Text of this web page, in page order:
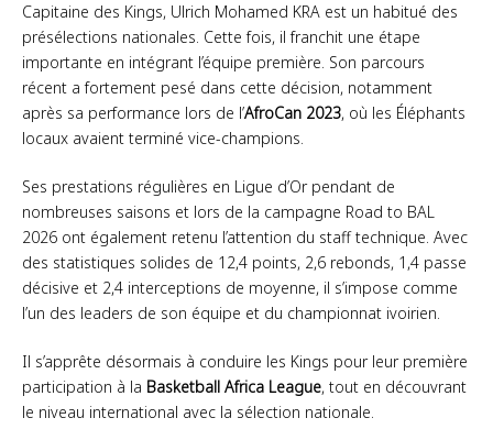
Capitaine des Kings, Ulrich Mohamed KRA est un habitué des
présélections nationales. Cette fois, il franchit une étape
importante en intégrant l’équipe première. Son parcours
récent a fortement pesé dans cette décision, notamment
après sa performance lors de l’AfroCan 2023, où les Éléphants
locaux avaient terminé vice-champions.
Ses prestations régulières en Ligue d’Or pendant de
nombreuses saisons et lors de la campagne Road to BAL
2026 ont également retenu l’attention du staff technique. Avec
des statistiques solides de 12,4 points, 2,6 rebonds, 1,4 passe
décisive et 2,4 interceptions de moyenne, il s’impose comme
l’un des leaders de son équipe et du championnat ivoirien.
Il s’apprête désormais à conduire les Kings pour leur première
participation à la Basketball Africa League, tout en découvrant
le niveau international avec la sélection nationale.